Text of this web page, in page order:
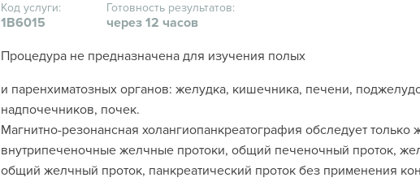
Код услуги:
1В6015
Готовность результатов:
через 12 часов
Процедура не предназначена для изучения полых
и паренхиматозных органов: желудка, кишечника, печени,
надпочечников, почек.
Магнитно-резонансная холангиопанкреатография обследует
внутрипеченочные желчные протоки, общий печеночный проток,
общий желчный проток, панкреатический проток без применения